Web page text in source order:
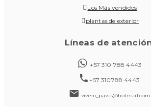
Los Más vendidos
plantas de exterior
Líneas de
+57 310 788 4443
+57 310788 4443
vivero_pavas@hotmail.com